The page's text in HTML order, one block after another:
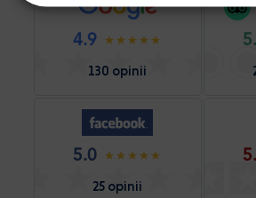
4.9
130 opinii
5.0
25 opinii